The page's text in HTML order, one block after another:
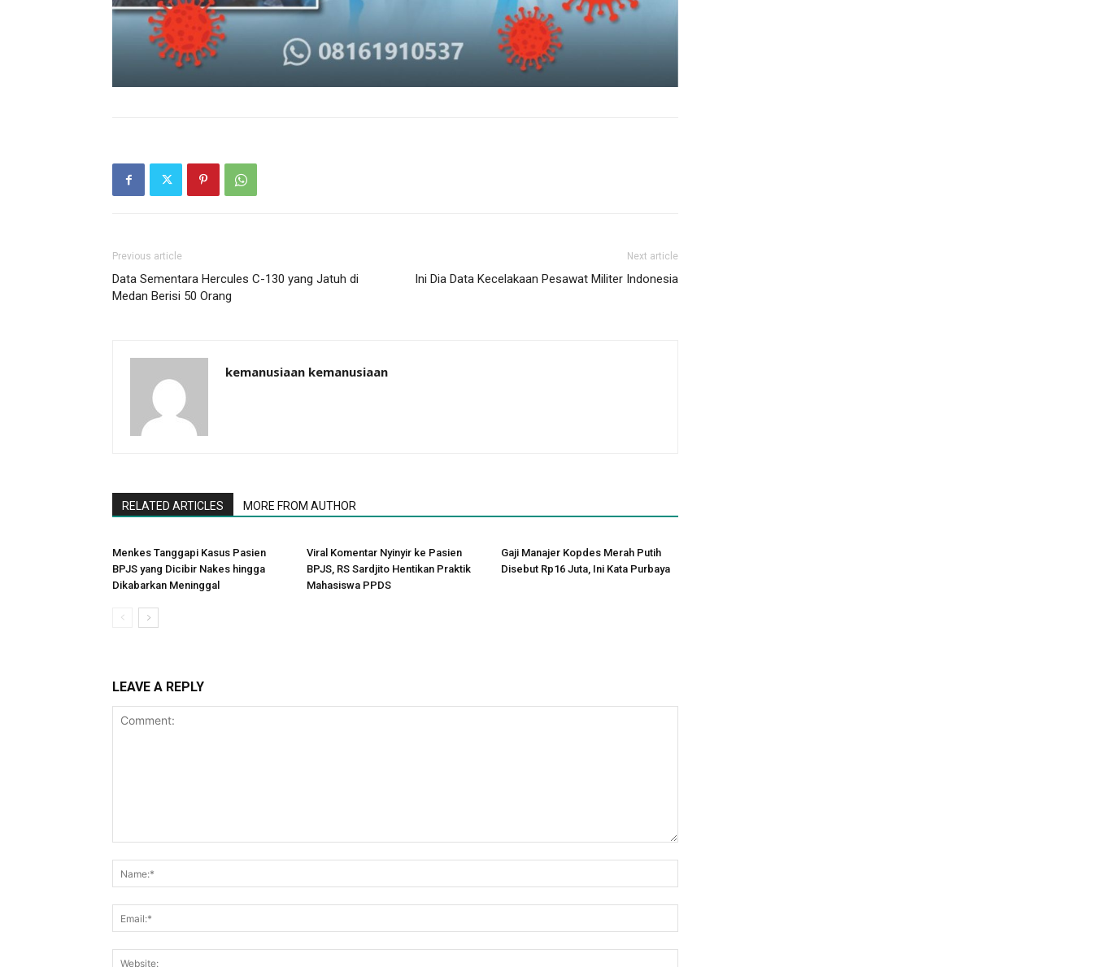
Previous article
Data Sementara Hercules C-130 yang Jatuh di
Medan Berisi 50 Orang
Next article
Ini Dia Data Kecelakaan Pesawat Militer Indonesia
kemanusiaan kemanusiaan
RELATED ARTICLES MORE FROM AUTHOR
Menkes Tanggapi Kasus Pasien
BPJS yang Dicibir Nakes hingga
Dikabarkan Meninggal
Viral Komentar Nyinyir ke Pasien
BPJS, RS Sardjito Hentikan Praktik
Mahasiswa PPDS
Gaji Manajer Kopdes Merah Putih
Disebut Rp16 Juta, Ini Kata Purbaya
LEAVE A REPLY